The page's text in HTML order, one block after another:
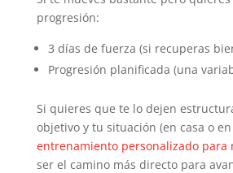
progresión:
3 días de fuerza (si recuperas
Progresión planificada (una
Si quieres que te lo dejen
objetivo y tu situación (en casa o
entrenamiento personalizado para
ser el camino más directo para